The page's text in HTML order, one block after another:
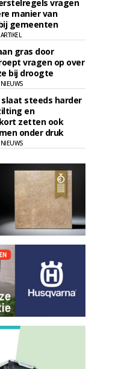
vragen
manier van
gemeenten
gras door
vragen op over
bij droogte
steeds harder
en
zetten ook
onder druk